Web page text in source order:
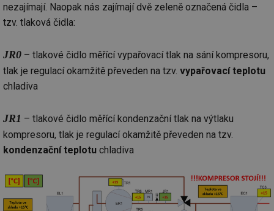
nezajímají. Naopak nás zajímají dvě zeleně označená čidla –
tzv. tlaková čidla:
JR0 – tlakové čidlo měřící vypařovací tlak na sání kompresoru,
tlak je regulací okamžitě převeden na tzv. vypařovací teplotu
chladiva
JR1 – tlakové čidlo měřící kondenzační tlak na výtlaku
kompresoru, tlak je regulací okamžitě převeden na tzv.
kondenzační teplotu chladiva